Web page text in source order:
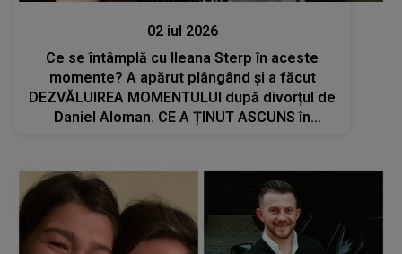
02 iul 2026
Ce se întâmplă cu Ileana Sterp în aceste
momente? A apărut plângând și a făcut
DEZVĂLUIREA MOMENTULUI după divorțul de
Daniel Aloman. CE A ȚINUT ASCUNS în